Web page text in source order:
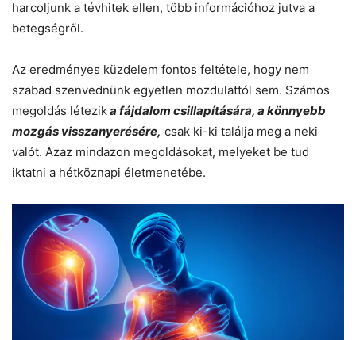
harcoljunk a tévhitek ellen, több információhoz jutva a
betegségről.
Az eredményes küzdelem fontos feltétele, hogy nem
szabad szenvednünk egyetlen mozdulattól sem. Számos
megoldás létezika fájdalom csillapítására, a könnyebb
mozgás visszanyerésére, csak ki-ki találja meg a neki
valót. Azaz mindazon megoldásokat, melyeket be tud
iktatni a hétköznapi életmenetébe.